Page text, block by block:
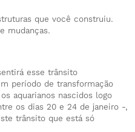
que você construiu.
mudanças.
esse trânsito
período de transformação
aquarianos nascidos logo
os dias 20 e 24 de janeiro -,
trânsito que está só